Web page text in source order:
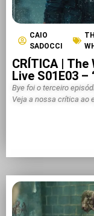
CAIO
SADOCCI
CRÍTICA |
Live S01E03
Bye foi o terceiro
Veja a nossa crítica ao